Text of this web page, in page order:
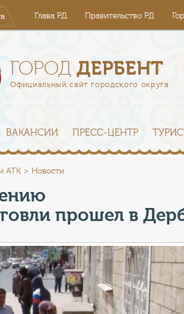
Глава РД Правительство РД
ГОРОДДЕРБЕНТ
Официальный сайт городского округа
ВАКАНСИИ ПРЕСС-ЦЕНТР
АТК Новости
прошел в